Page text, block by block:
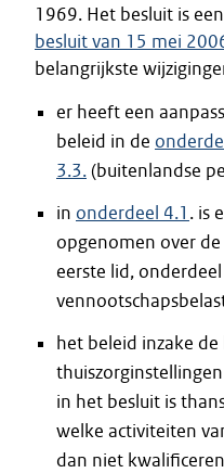
1969. Het besluit is
besluit van 15 mei
belangrijkste
er heeft een
beleid in de
3.3.(buitenlandse
in onderdeel 4.1 . is
opgenomen over
eerste lid,
het beleid inzake
in het besluit is
welke activiteiten
dan niet